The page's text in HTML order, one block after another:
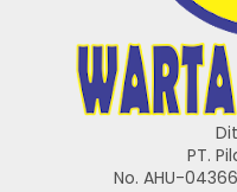
PT.
No. AHU-